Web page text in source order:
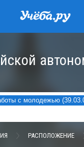
с молодежью
РАСПОЛОЖЕНИЕ